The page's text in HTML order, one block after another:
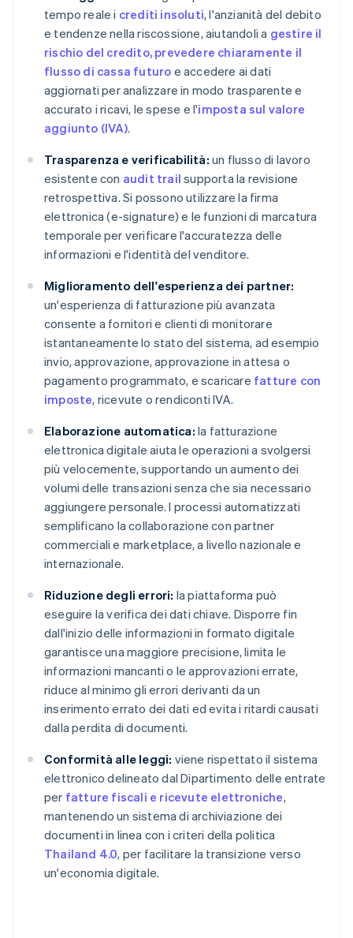
tempo reale i crediti insoluti, l'anzianità del debito
e tendenze nella riscossione, aiutandoli a gestire il
rischio del credito, prevedere chiaramente il
flusso di cassa futuro e accedere ai dati
aggiornati per analizzare in modo trasparente e
accurato i ricavi, le spese e l'imposta sul valore
aggiunto (IVA).
Trasparenza e verificabilità: un flusso di lavoro
esistente con audit trail supporta la revisione
retrospettiva. Si possono utilizzare la firma
elettronica (e-signature) e le funzioni di marcatura
temporale per verificare l'accuratezza delle
informazioni e l'identità del venditore.
Miglioramento dell'esperienza dei partner:
un'esperienza di fatturazione più avanzata
consente a fornitori e clienti di monitorare
istantaneamente lo stato del sistema, ad esempio
invio, approvazione, approvazione in attesa o
pagamento programmato, e scaricare fatture con
imposte, ricevute o rendiconti IVA.
Elaborazione automatica: la fatturazione
elettronica digitale aiuta le operazioni a svolgersi
più velocemente, supportando un aumento dei
volumi delle transazioni senza che sia necessario
aggiungere personale. I processi automatizzati
semplificano la collaborazione con partner
commerciali e marketplace, a livello nazionale e
internazionale.
Riduzione degli errori: la piattaforma può
eseguire la verifica dei dati chiave. Disporre fin
dall'inizio delle informazioni in formato digitale
garantisce una maggiore precisione, limita le
informazioni mancanti o le approvazioni errate,
riduce al minimo gli errori derivanti da un
inserimento errato dei dati ed evita i ritardi causati
dalla perdita di documenti.
Conformità alle leggi: viene rispettato il sistema
elettronico delineato dal Dipartimento delle entrate
per fatture fiscali e ricevute elettroniche,
mantenendo un sistema di archiviazione dei
documenti in linea con i criteri della politica
Thailand 4.0, per facilitare la transizione verso
un'economia digitale.